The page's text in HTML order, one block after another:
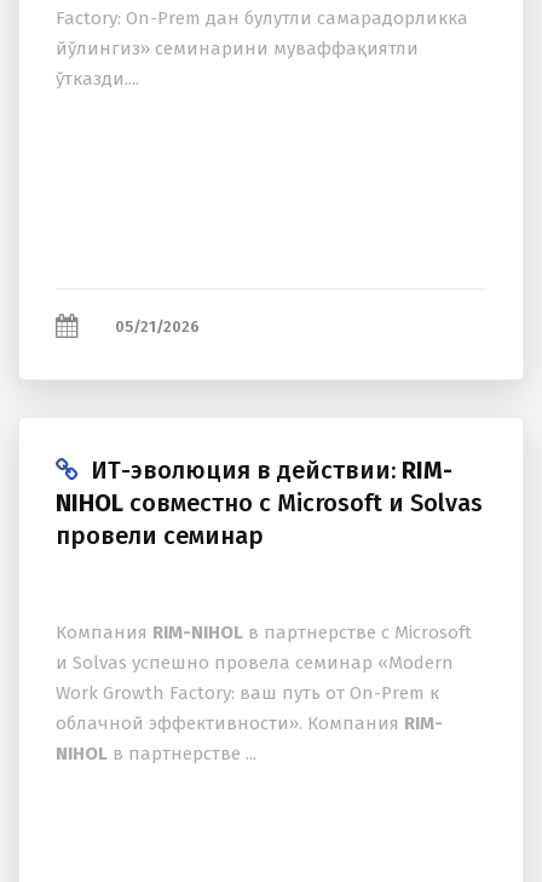
Factory: On-Prem дан булутли самарадорликка
йўлингиз» семинарини муваффақиятли
ўтказди....
05/21/2026
ИТ-эволюция в действии: RIM-
NIHOL совместно с Microsoft и Solvas
провели семинар
Компания RIM-NIHOL в партнерстве с Microsoft
и Solvas успешно провела семинар «Modern
Work Growth Factory: ваш путь от On-Prem к
облачной эффективности». Компания RIM-
NIHOL в партнерстве ...